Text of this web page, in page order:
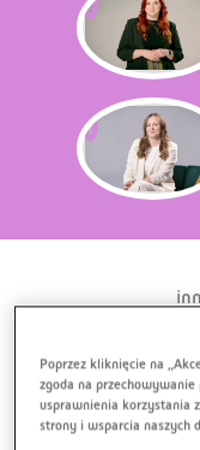
Poprzez kliknięcie na
zgoda na
usprawnienia korzystania
strony i wsparcia naszych